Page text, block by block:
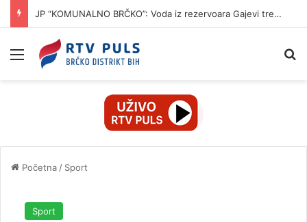
JP “KOMUNALNO BRČKO”: Voda iz rezervoara Gajevi trenutno nije za piće
Izbornik
Početna / Sport
Sport